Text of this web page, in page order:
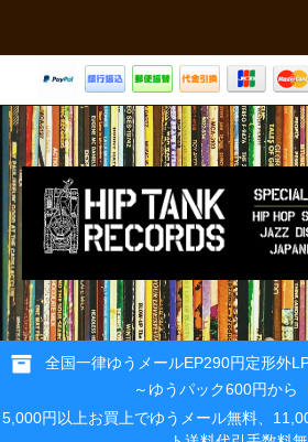
全国一律ゆうメールEP290円定形外
～ゆうパック600円から
5,000円以上お買上でゆうメール無料、